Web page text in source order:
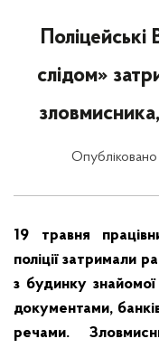
Поліцейські
слідом»
19 травня
поліції затримали
з будинку
документами,
речами.